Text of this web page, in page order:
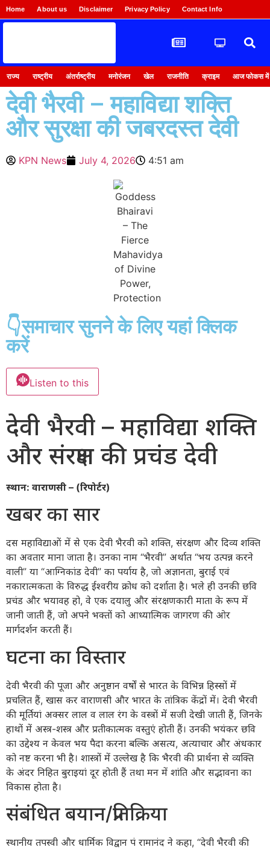
Home About us Disclaimer Privacy Policy Contact Info
राज्य राष्ट्रीय अंतर्राष्ट्रीय मनोरंजन खेल राजनीति क्राइम आज फोकस में
देवी भैरवी – महाविद्या शक्ति
और सुरक्षा की जबरदस्त देवी
KPN News July 4, 2026 4:51 am
👇समाचार सुनने के लिए यहां क्लिक
करें
Listen to this
देवी भैरवी – महाविद्या शक्ति
और संरक्षण की प्रचंड देवी
स्थान: वाराणसी – (रिपोर्टर)
खबर का सार
दस महाविद्याओं में से एक देवी भैरवी को शक्ति, संरक्षण और दिव्य शक्ति
का अवतार माना जाता है। उनका नाम “भैरवी” अर्थात “भय उत्पन्न करने
वाली” या “आग्निकांड देवी” का पर्याय है, जो अज्ञानता, बुराई एवं
नकारात्मकता के विरुद्ध ईश्वरीय क्रोध को दर्शाता है। भले ही उनकी छवि
प्रचंड और भयावह हो, वे एक दयालु और संरक्षणकारी माता के रूप में
जानी जाती हैं, जो अपने भक्तों को आध्यात्मिक जागरण की ओर
मार्गदर्शन करती हैं।
घटना का विस्तार
देवी भैरवी की पूजा और अनुष्ठान वर्षों से भारत के विभिन्न हिस्सों में
प्रचलित हैं, खास कर वाराणसी और भारत के तांत्रिक केंद्रों में। देवी भैरवी
की मूर्तियां अक्सर लाल व लाल रंग के वस्त्रों में सजी देखी जाती हैं, जिनके
हाथों में अस्त्र-शस्त्र और प्रतीकात्मक वस्तुएं होती हैं। उनकी भयंकर छवि
का उद्देश्य न केवल भय पैदा करना बल्कि असत्य, अत्याचार और अंधकार
को नष्ट करना भी है। शास्त्रों में उल्लेख है कि भैरवी की प्रार्थना से व्यक्ति
के अंदर निहित बुराइयां दूर होती हैं तथा मन में शांति और सद्भावना का
विकास होता है।
संबंधित बयान/प्रतिक्रिया
स्थानीय तपस्वी और धार्मिक विद्वान पं रामानंद ने कहा, “देवी भैरवी की